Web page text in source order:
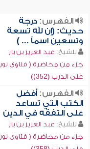
الفهرس:درجة
حديث: (إن لله تسعة
وتسعين اسماً ... )
للشيخ: عبد العزيز بن باز
جزء من محاضرة ( فتاوى نور
على الدرب (352))
الفهرس:أفضل
الكتب التي تساعد
على التفقه في الدين
للشيخ: عبد العزيز بن باز
جزء من محاضرة ( فتاوى نور